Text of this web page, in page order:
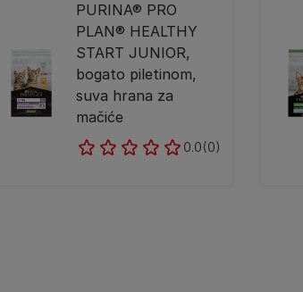
PURINA® PRO
PLAN® HEALTHY
START JUNIOR,
bogato piletinom,
suva hrana za
mačiće
0.0(0)